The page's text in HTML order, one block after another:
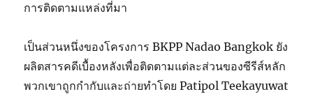
การติดตามแหล่งที่มา
เป็นส่วนหนึ่งของโครงการ BKPP Nadao Bangkok ยัง
ผลิตสารคดีเบื้องหลังเพื่อติดตามแต่ละส่วนของซีรีส์หลัก
พวกเขาถูกกำกับและถ่ายทำโดย Patipol Teekayuwat